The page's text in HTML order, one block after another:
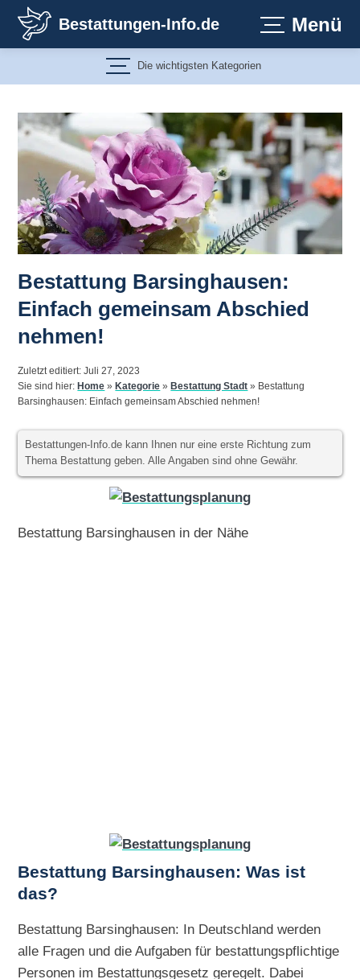
Inhalt
springen
Bestattungen-Info.de Menü
Die wichtigsten Kategorien
Bestattung Barsinghausen:
Einfach gemeinsam Abschied
nehmen!
Zuletzt editiert: Juli 27, 2023
Sie sind hier:Home »Kategorie »Bestattung Stadt » Bestattung
Barsinghausen: Einfach gemeinsam Abschied nehmen!
Bestattungen-Info.de kann Ihnen nur eine erste Richtung zum
Thema Bestattung geben. Alle Angaben sind ohne Gewähr.
Bestattung Barsinghausen in der Nähe
Bestattung Barsinghausen: Was ist
das?
Bestattung Barsinghausen: In Deutschland werden
alle Fragen und die Aufgaben für bestattungspflichtige
Personen im Bestattungsgesetz geregelt. Dabei